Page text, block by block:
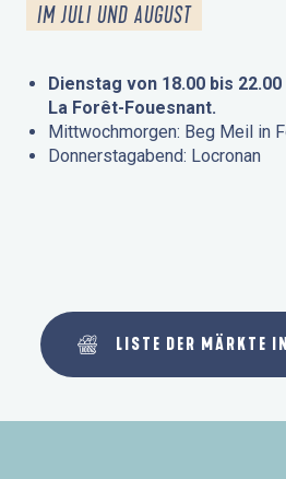
IM JULI UND AUGUST
Dienstag von 18.00 bis
La Forêt-Fouesnant.
Mittwochmorgen: Beg Meil in
Donnerstagabend: Locronan
LISTE DER MÄRKTE